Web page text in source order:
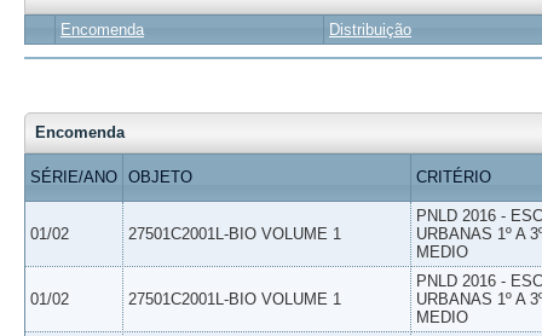
Encomenda Distribuição
Encomenda
SÉRIE/ANO OBJETO CRITÉRIO
01/02 27501C2001L-BIO VOLUME 1
PNLD 2016 -
URBANAS 1º A
MEDIO
01/02 27501C2001L-BIO VOLUME 1
PNLD 2016 -
URBANAS 1º A
MEDIO